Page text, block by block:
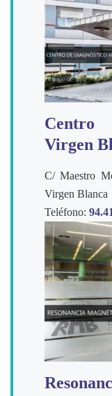
Virgen
C/ Maestro
Virgen Blanca
Teléfono: